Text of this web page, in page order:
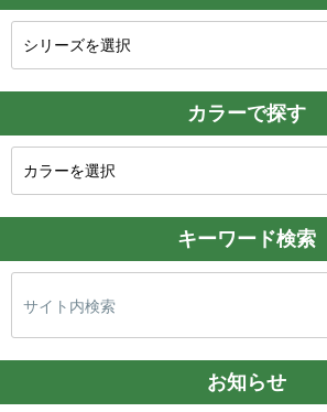
カラーで探す
キーワード検索
索:
お知らせ